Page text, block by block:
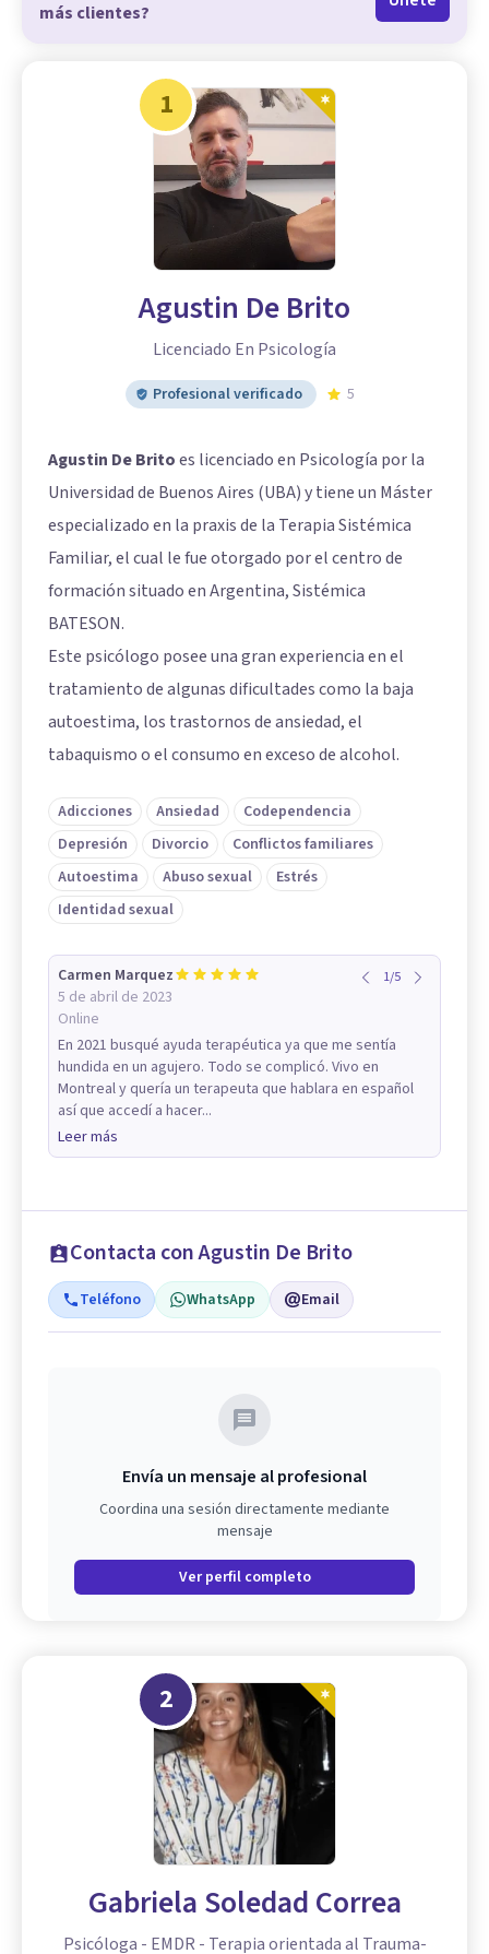
más clientes?
1
Agustin De Brito
Licenciado En Psicología
Profesional verificado 5
Agustin De Britoes licenciado en Psicología por la
Universidad de Buenos Aires (UBA) y tiene un Máster
especializado en la praxis de la Terapia Sistémica
Familiar, el cual le fue otorgado por el centro de
formación situado en Argentina, Sistémica
BATESON.
Este psicólogo posee una gran experiencia en el
tratamiento de algunas dificultades como la baja
autoestima, los trastornos de ansiedad, el
tabaquismo o el consumo en exceso de alcohol.
Adicciones Ansiedad
Codependencia
Depresión
Divorcio
Conflictos familiares
Autoestima
Abuso sexual
Estrés
Identidad sexual
Carmen Marquez
5 de abril de 2023
Online
1/5
En 2021 busqué ayuda terapéutica ya que me sentía
hundida en un agujero. Todo se complicó. Vivo en
Montreal y quería un terapeuta que hablara en español
así que accedí a hacer...
Leer más
Contacta con Agustin De Brito
Teléfono WhatsApp Email
Envía un mensaje al profesional
Coordina una sesión directamente mediante
mensaje
Ver perfil completo
2
Gabriela Soledad Correa
Psicóloga - EMDR - Terapia orientada al Trauma-